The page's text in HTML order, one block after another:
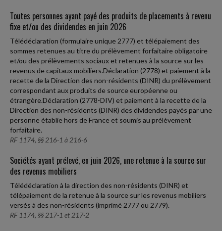
Toutes personnes ayant payé des produits de placements à revenu
fixe et/ou des dividendes en juin 2026
Télédéclaration (formulaire unique 2777) et télépaiement des
sommes retenues au titre du prélèvement forfaitaire obligatoire
et/ou des prélèvements sociaux et retenues à la source sur les
revenus de capitaux mobiliers.Déclaration (2778) et paiement à la
recette de la Direction des non-résidents (DINR) du prélèvement
correspondant aux produits de source européenne ou
étrangère.Déclaration (2778-DIV) et paiement à la recette de la
Direction des non-résidents (DINR) des dividendes payés par une
personne établie hors de France et soumis au prélèvement
forfaitaire.
RF 1174, §§ 216-1 à 216-6
Sociétés ayant prélevé, en juin 2026, une retenue à la source sur
des revenus mobiliers
Télédéclaration à la direction des non-résidents (DINR) et
télépaiement de la retenue à la source sur les revenus mobiliers
versés à des non-résidents (imprimé 2777 ou 2779).
RF 1174, §§ 217-1 et 217-2